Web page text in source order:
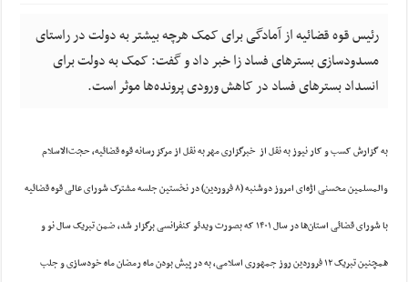
رئیس قوه قضائیه از آمادگی برای کمک هرچه بیشتر به دولت در راستای
مسدودسازی بسترهای فساد زا خبر داد و گفت: کمک به دولت برای
انسداد بسترهای فساد در کاهش ورودی پرونده‌ها موثر است.
به گزارش کسب و کار نیوز به نقل از خبرگزاری مهر به نقل از مرکز رسانه قوه قضائیه، حجت‌الاسلام
والمسلمین محسنی اژه‌ای امروز دوشنبه (۸ فروردین) در نخستین جلسه مشترک شورای عالی قوه قضائیه
با شورای قضائی استان‌ها در سال ۱۴۰۱ که بصورت ویدئو کنفرانسی برگزار شد، ضمن تبریک سال نو و
همچنین تبریک ۱۲ فروردین روز جمهوری اسلامی، به در پیش بودن ماه رمضان ماه خودسازی و جلب